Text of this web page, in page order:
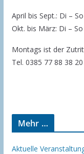
April bis Sept.: Di –
Okt. bis März: Di –
Montags ist der
Tel. 0385 77 88 38
Mehr …
Aktuelle